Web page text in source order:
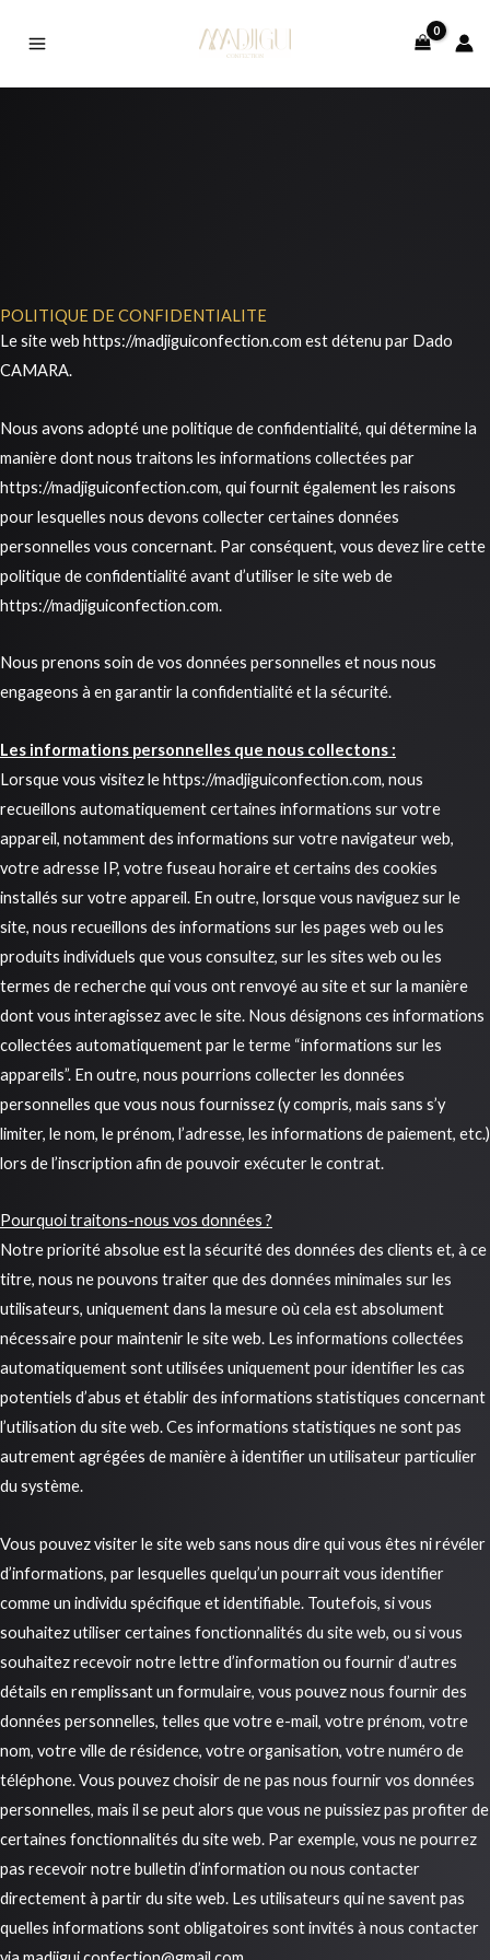
POLITIQUE DE CONFIDENTIALITE
Le site web https://madjiguiconfection.com est détenu par Dado
CAMARA.
Nous avons adopté une politique de confidentialité, qui détermine la
manière dont nous traitons les informations collectées par
https://madjiguiconfection.com, qui fournit également les raisons
pour lesquelles nous devons collecter certaines données
personnelles vous concernant. Par conséquent, vous devez lire cette
politique de confidentialité avant d’utiliser le site web de
https://madjiguiconfection.com.
Nous prenons soin de vos données personnelles et nous nous
engageons à en garantir la confidentialité et la sécurité.
Les informations personnelles que nous collectons :
Lorsque vous visitez le https://madjiguiconfection.com, nous
recueillons automatiquement certaines informations sur votre
appareil, notamment des informations sur votre navigateur web,
votre adresse IP, votre fuseau horaire et certains des cookies
installés sur votre appareil. En outre, lorsque vous naviguez sur le
site, nous recueillons des informations sur les pages web ou les
produits individuels que vous consultez, sur les sites web ou les
termes de recherche qui vous ont renvoyé au site et sur la manière
dont vous interagissez avec le site. Nous désignons ces informations
collectées automatiquement par le terme “informations sur les
appareils”. En outre, nous pourrions collecter les données
personnelles que vous nous fournissez (y compris, mais sans s’y
limiter, le nom, le prénom, l’adresse, les informations de paiement, etc.)
lors de l’inscription afin de pouvoir exécuter le contrat.
Pourquoi traitons-nous vos données ?
Notre priorité absolue est la sécurité des données des clients et, à ce
titre, nous ne pouvons traiter que des données minimales sur les
utilisateurs, uniquement dans la mesure où cela est absolument
nécessaire pour maintenir le site web. Les informations collectées
automatiquement sont utilisées uniquement pour identifier les cas
potentiels d’abus et établir des informations statistiques concernant
l’utilisation du site web. Ces informations statistiques ne sont pas
autrement agrégées de manière à identifier un utilisateur particulier
du système.
Vous pouvez visiter le site web sans nous dire qui vous êtes ni révéler
d’informations, par lesquelles quelqu’un pourrait vous identifier
comme un individu spécifique et identifiable. Toutefois, si vous
souhaitez utiliser certaines fonctionnalités du site web, ou si vous
souhaitez recevoir notre lettre d’information ou fournir d’autres
détails en remplissant un formulaire, vous pouvez nous fournir des
données personnelles, telles que votre e-mail, votre prénom, votre
nom, votre ville de résidence, votre organisation, votre numéro de
téléphone. Vous pouvez choisir de ne pas nous fournir vos données
personnelles, mais il se peut alors que vous ne puissiez pas profiter de
certaines fonctionnalités du site web. Par exemple, vous ne pourrez
pas recevoir notre bulletin d’information ou nous contacter
directement à partir du site web. Les utilisateurs qui ne savent pas
quelles informations sont obligatoires sont invités à nous contacter